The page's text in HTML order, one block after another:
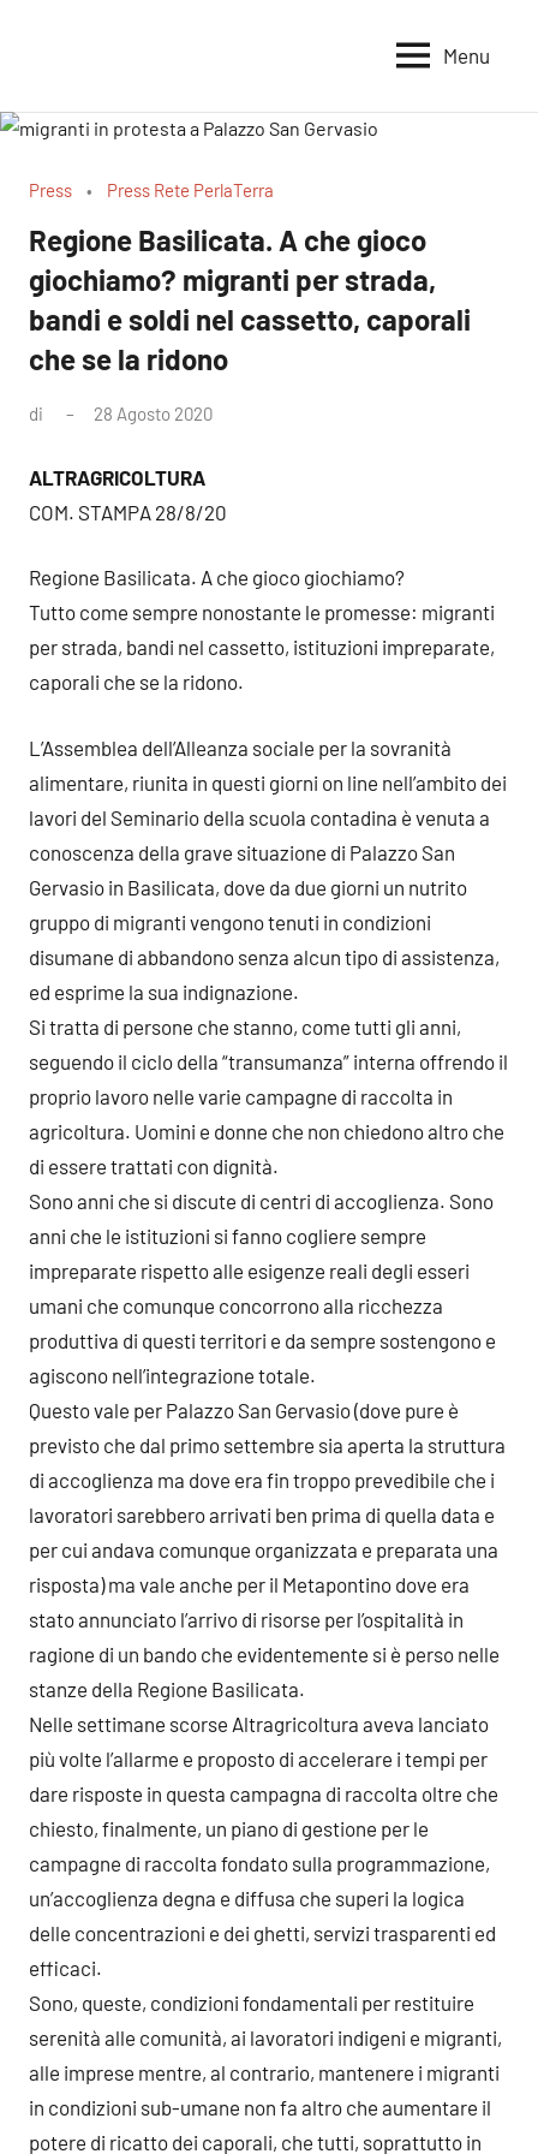
per
Terra
per
Sovranità
Menu
Press Press Rete PerlaTerra
Regione Basilicata. A che gioco
giochiamo? migranti per strada,
bandi e soldi nel cassetto, caporali
che se la ridono
di 28 Agosto 2020
ALTRAGRICOLTURA
COM. STAMPA 28/8/20
Regione Basilicata. A che gioco giochiamo?
Tutto come sempre nonostante le promesse: migranti
per strada, bandi nel cassetto, istituzioni impreparate,
caporali che se la ridono.
L’Assemblea dell’Alleanza sociale per la sovranità
alimentare, riunita in questi giorni on line nell’ambito dei
lavori del Seminario della scuola contadina è venuta a
conoscenza della grave situazione di Palazzo San
Gervasio in Basilicata, dove da due giorni un nutrito
gruppo di migranti vengono tenuti in condizioni
disumane di abbandono senza alcun tipo di assistenza,
ed esprime la sua indignazione.
Si tratta di persone che stanno, come tutti gli anni,
seguendo il ciclo della “transumanza” interna offrendo il
proprio lavoro nelle varie campagne di raccolta in
agricoltura. Uomini e donne che non chiedono altro che
di essere trattati con dignità.
Sono anni che si discute di centri di accoglienza. Sono
anni che le istituzioni si fanno cogliere sempre
impreparate rispetto alle esigenze reali degli esseri
umani che comunque concorrono alla ricchezza
produttiva di questi territori e da sempre sostengono e
agiscono nell’integrazione totale.
Questo vale per Palazzo San Gervasio (dove pure è
previsto che dal primo settembre sia aperta la struttura
di accoglienza ma dove era fin troppo prevedibile che i
lavoratori sarebbero arrivati ben prima di quella data e
per cui andava comunque organizzata e preparata una
risposta) ma vale anche per il Metapontino dove era
stato annunciato l’arrivo di risorse per l’ospitalità in
ragione di un bando che evidentemente si è perso nelle
stanze della Regione Basilicata.
Nelle settimane scorse Altragricoltura aveva lanciato
più volte l’allarme e proposto di accelerare i tempi per
dare risposte in questa campagna di raccolta oltre che
chiesto, finalmente, un piano di gestione per le
campagne di raccolta fondato sulla programmazione,
un’accoglienza degna e diffusa che superi la logica
delle concentrazioni e dei ghetti, servizi trasparenti ed
efficaci.
Sono, queste, condizioni fondamentali per restituire
serenità alle comunità, ai lavoratori indigeni e migranti,
alle imprese mentre, al contrario, mantenere i migranti
in condizioni sub-umane non fa altro che aumentare il
potere di ricatto dei caporali, che tutti, soprattutto in